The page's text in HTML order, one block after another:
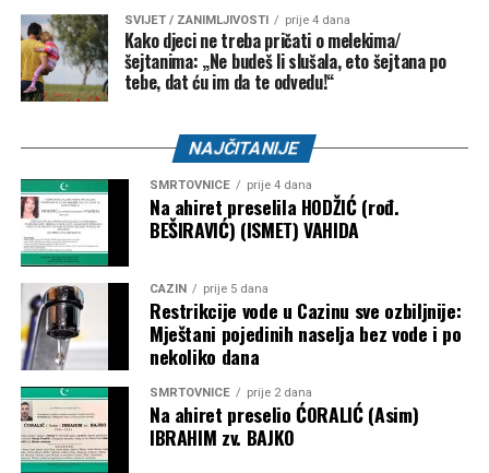
FK “Konjodor” –
FK “Bužim” –3.000 KM
OK “Bužim” –3.000 KM
ŽOK “Bužim” –1.000 KM
Bosanski Petrovac – 3.500 KM
Udruženje košarkaškog sporta “Mladost” –
Karate klub “Mladost” –1.500 KM
Objavljivanjem kompletne liste korisnika javnost je po prvi
put dobila detaljan uvid u raspodjelu dodatnih budžetskih
sredstava za sport. Ostaje otvoreno pitanje prema kojim su
kriterijima određeni pojedinačni iznosi, budući da
obrazloženje metodologije raspodjele nije objavljeno.
SVIJET / ZANIMLJIVOSTI prije 4 dana
Kako djeci ne treba pričati o melekima/
šejtanima: „Ne budeš li slušala, eto šejtana po
tebe, dat ću im da te odvedu!“
NAJČITANIJE
SMRTOVNICE prije 4 dana
Na ahiret preselila HODŽIĆ (rođ.
BEŠIRAVIĆ) (ISMET) VAHIDA
CAZIN prije 5 dana
Restrikcije vode u Cazinu sve ozbiljnije:
Mještani pojedinih naselja bez vode i po
nekoliko dana
SMRTOVNICE prije 2 dana
Na ahiret preselio ĆORALIĆ (Asim)
IBRAHIM zv. BAJKO